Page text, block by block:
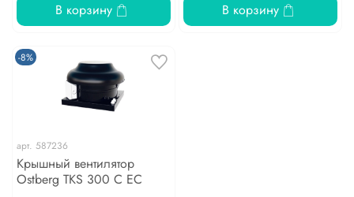
В корзину В корзину
-8%
арт. 587236
Крышный вентилятор
Ostberg TKS 300 C EC